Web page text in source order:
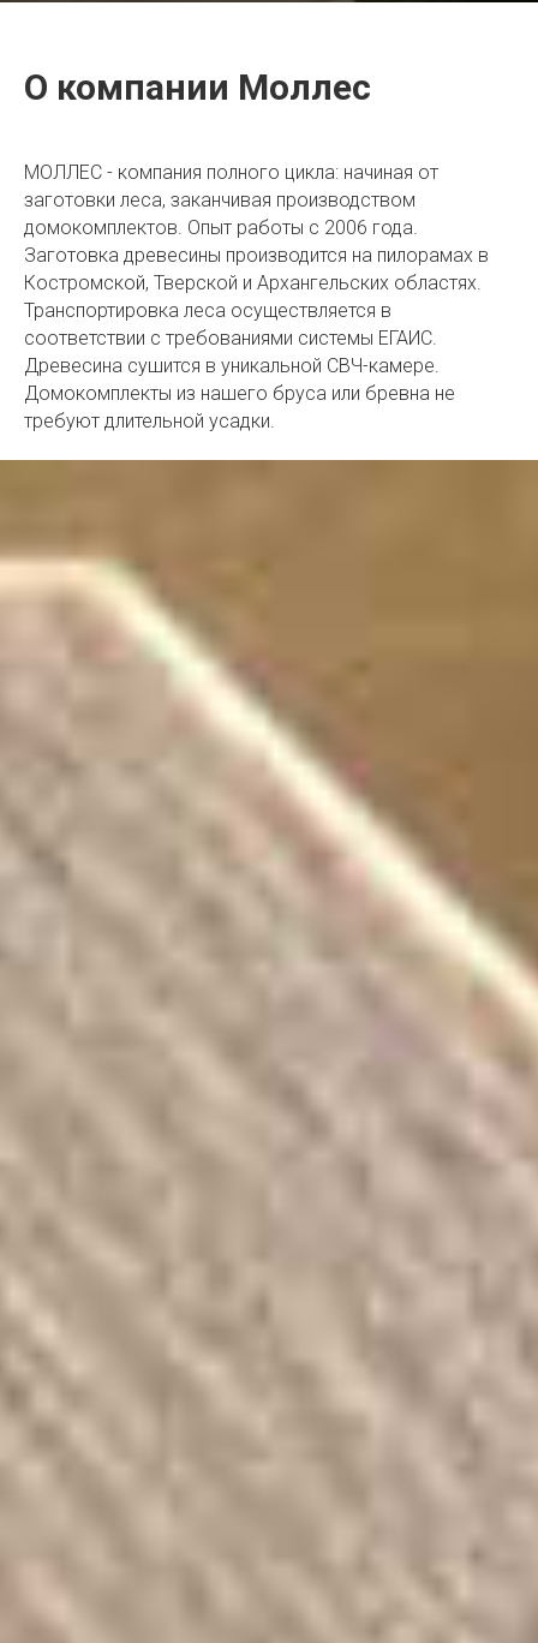
О компании Моллес
МОЛЛЕС - компания полного цикла: начиная от
заготовки леса, заканчивая производством
домокомплектов. Опыт работы с 2006 года.
Заготовка древесины производится на пилорамах в
Костромской, Тверской и Архангельских областях.
Транспортировка леса осуществляется в
соответствии с требованиями системы ЕГАИС.
Древесина сушится в уникальной СВЧ-камере.
Домокомплекты из нашего бруса или бревна не
требуют длительной усадки.